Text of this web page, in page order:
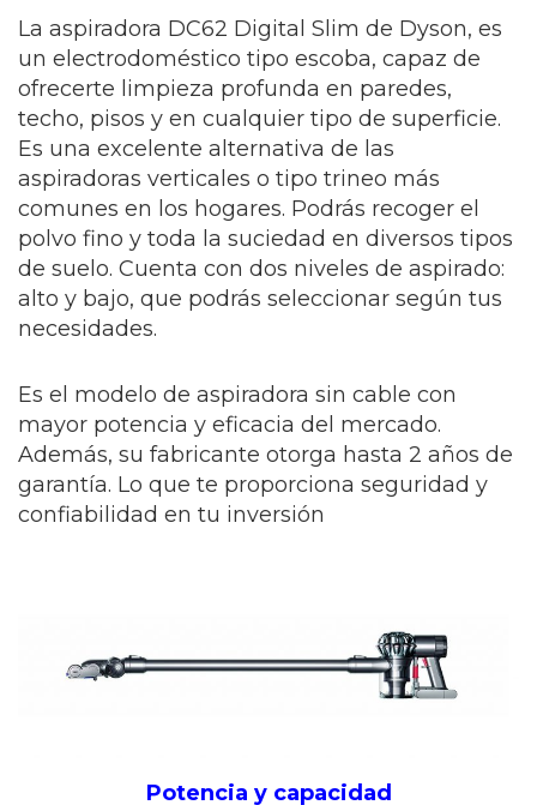
La aspiradora DC62 Digital Slim de Dyson, es
un electrodoméstico tipo escoba, capaz de
ofrecerte limpieza profunda en paredes,
techo, pisos y en cualquier tipo de superficie.
Es una excelente alternativa de las
aspiradoras verticales o tipo trineo más
comunes en los hogares. Podrás recoger el
polvo fino y toda la suciedad en diversos tipos
de suelo. Cuenta con dos niveles de aspirado:
alto y bajo, que podrás seleccionar según tus
necesidades.
Es el modelo de aspiradora sin cable con
mayor potencia y eficacia del mercado.
Además, su fabricante otorga hasta 2 años de
garantía. Lo que te proporciona seguridad y
confiabilidad en tu inversión
Potencia y capacidad